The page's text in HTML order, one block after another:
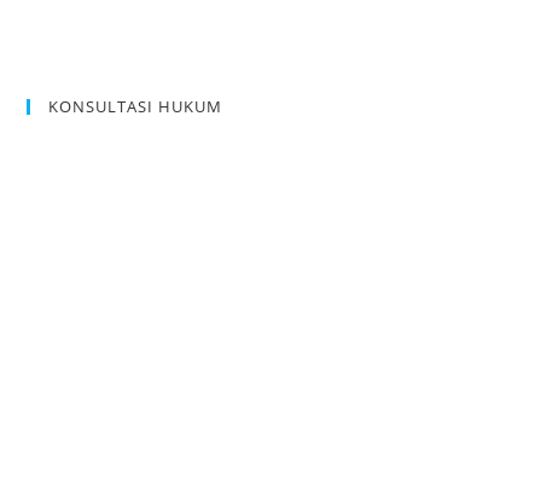
KONSULTASI HUKUM